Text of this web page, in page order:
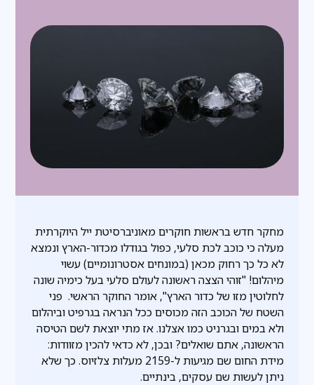
מחקר חדש בראשות חוקרים מאוניברסיטת ייל היוקרתית
מעלה כי כוכב לכת סלעי, כפול בגודלו מכדור-הארץ ונמצא
לא כל כך רחוק מכאן (במונחים אסטרונומיים) עשוי
מיהלום! "זוהי הצצה ראשונה לעולם סלעי בעל כימיה שונה
לחלוטין מזו של כדור הארץ", אומר החוקר הראשי. פני
השטח של הכוכב הזה מכוסים ככל הנראה בגרפיט וביהלום
ולא במים ובגרניט כמו אצלנו. אז מתי יוצאת לשם הטיסה
הראשונה, אתם שואלים? ובכן, לא כדאי להכין מזוודות:
מידת החום שם מגיעות ל-2159 מעלות צלזיוס. כך שלא
ניתן לעשות שם עסקים, בינתיים.